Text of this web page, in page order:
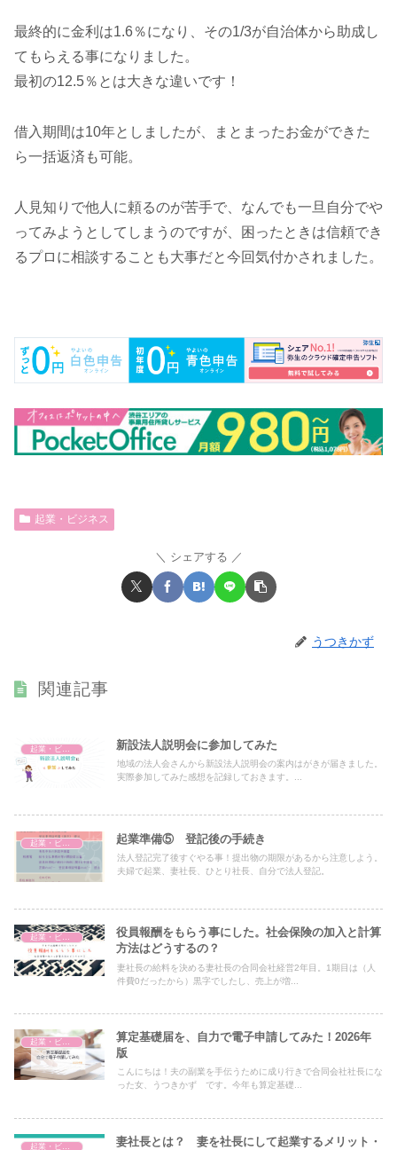
最終的に金利は1.6％になり、その1/3が自治体から助成し
てもらえる事になりました。
最初の12.5％とは大きな違いです！
借入期間は10年としましたが、まとまったお金ができた
ら一括返済も可能。
人見知りで他人に頼るのが苦手で、なんでも一旦自分でや
ってみようとしてしまうのですが、困ったときは信頼でき
るプロに相談することも大事だと今回気付かされました。
起業・ビジネス
シェアする
うつきかず
関連記事
起業・ビジネス 新設法人説明会に参加してみた
地域の法人会さんから新設法人説明会の案内はがきが届きました。
実際参加してみた感想を記録しておきます。...
起業準備⑤ 登記後の手続き
法人登記完了後すぐやる事！提出物の期限があるから注意しよう。
夫婦で起業、妻社長、ひとり社長、自分で法人登記。
役員報酬をもらう事にした。社会保険の加入と計算
方法はどうするの？
妻社長の給料を決める妻社長の合同会社経営2年目。1期目は（人
件費0だったから）黒字でしたし、売上が増...
算定基礎届を、自力で電子申請してみた！2026年
版
こんにちは！夫の副業を手伝うために成り行きで合同会社社長にな
った女、うつきかず です。今年も算定基礎...
妻社長とは？ 妻を社長にして起業するメリット・